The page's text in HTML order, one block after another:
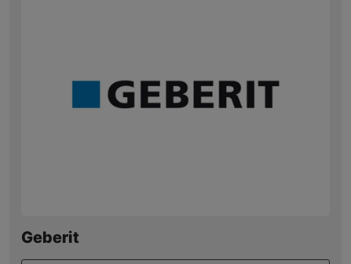
Geberit